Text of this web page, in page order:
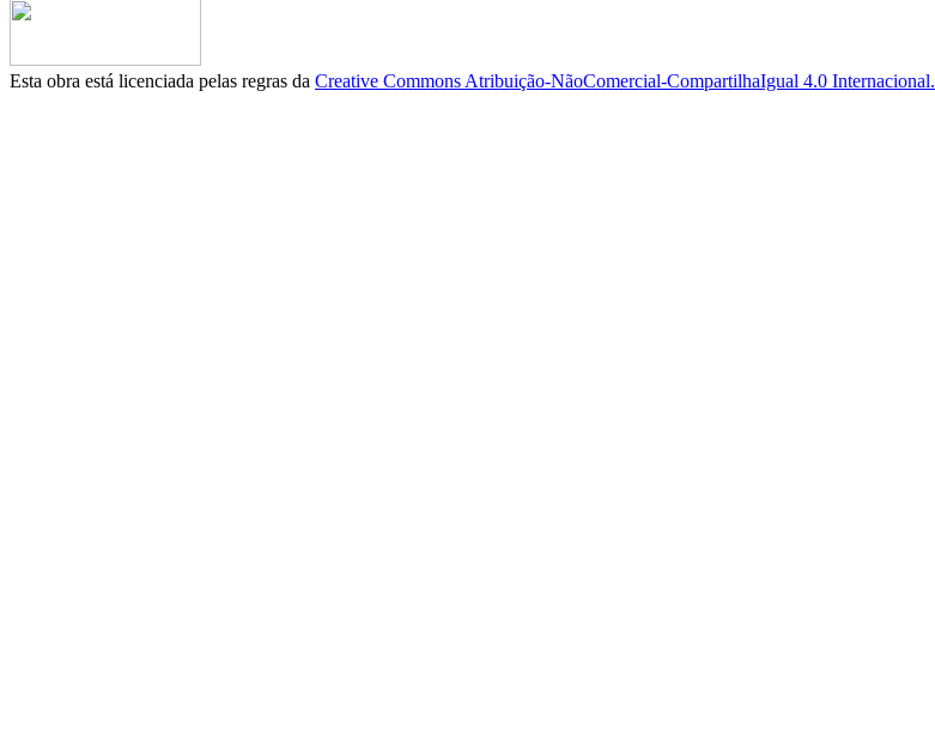
Esta obra está licenciada pelas regras da Creative Commons Atribuição-NãoComercial-CompartilhaIgual 4.0 Internacional.